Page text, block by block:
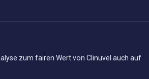
zum fairen Wert von Clinuvel auch auf